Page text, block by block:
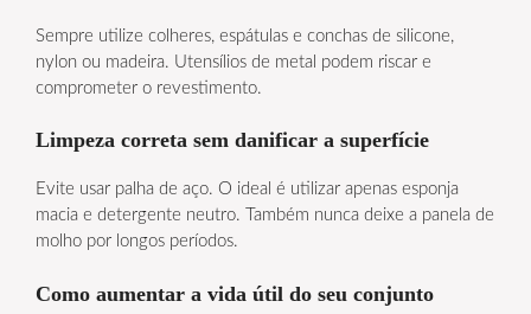
Sempre utilize colheres, espátulas e conchas de silicone,
nylon ou madeira. Utensílios de metal podem riscar e
comprometer o revestimento.
Limpeza correta sem danificar a superfície
Evite usar palha de aço. O ideal é utilizar apenas esponja
macia e detergente neutro. Também nunca deixe a panela de
molho por longos períodos.
Como aumentar a vida útil do seu conjunto